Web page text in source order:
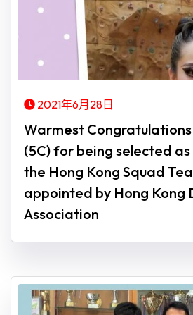
2021年6月28日
Warmest Congratulations
(5C) for being selected
the Hong Kong Squad
appointed by Hong Kong
Association